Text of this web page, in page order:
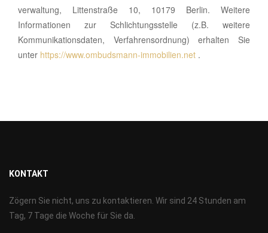
verwaltung, Littenstraße 10, 10179 Berlin. Weitere
Informationen zur Schlichtungsstelle (z.B. weitere
Kommunikationsdaten, Verfahrensordnung) erhalten Sie
unter https://www.ombudsmann-immobilien.net .
KONTAKT
Zögern Sie nicht, uns zu kontaktieren. Wir sind 24 Stunden am
Tag, 7 Tage die Woche für Sie da.